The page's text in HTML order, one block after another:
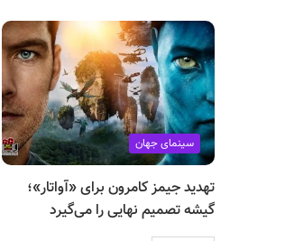
سینمای جهان
تهدید جیمز کامرون برای «آواتار»؛
گیشه تصمیم نهایی را می‌گیرد